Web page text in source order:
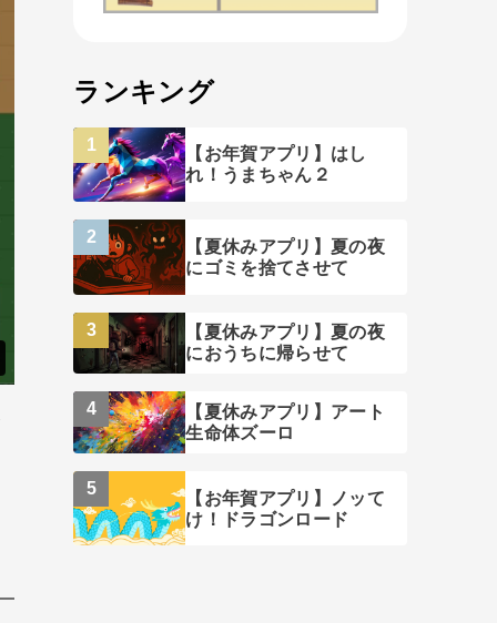
ランキング
【お年賀アプリ】はし
れ！うまちゃん２
【夏休みアプリ】夏の夜
にゴミを捨てさせて
【夏休みアプリ】夏の夜
におうちに帰らせて
【夏休みアプリ】アート
生命体ズーロ
【お年賀アプリ】ノッて
け！ドラゴンロード